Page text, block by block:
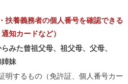
扶養義務者の個人番号を確認できる
知カードなど）
みた曾祖父母、祖父母、父母、
妹
明するもの（免許証、個人番号カー